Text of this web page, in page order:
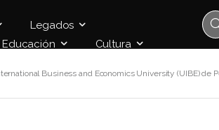
Legados
Educación Cultura
Business and Economics University (UIBE) de